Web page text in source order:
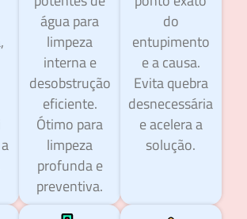
água para
limpeza
interna e
desobstrução
eficiente.
Ótimo para
limpeza
profunda e
preventiva.
do
entupimento
e a causa.
Evita quebra
desnecessária
e acelera a
solução.